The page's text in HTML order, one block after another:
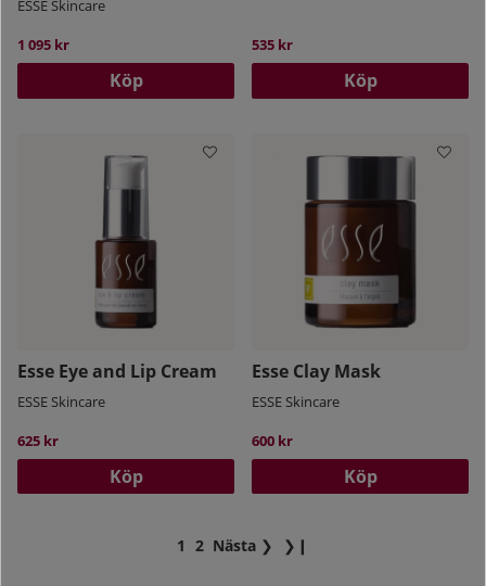
ESSE Skincare
1 095 kr
Köp
535 kr
Köp
Esse Eye and Lip Cream
ESSE Skincare
625 kr
Köp
Esse Clay Mask
ESSE Skincare
600 kr
Köp
1 2 Nästa ❯ ❯❙